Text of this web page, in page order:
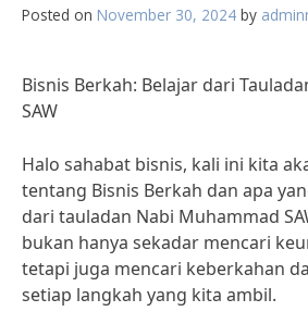
Posted on November 30, 2024 by
Bisnis Berkah: Belajar dari
SAW
Halo sahabat bisnis, kali ini kita
tentang Bisnis Berkah dan apa
dari tauladan Nabi Muhammad
bukan hanya sekadar mencari
tetapi juga mencari keberkahan
setiap langkah yang kita ambil.